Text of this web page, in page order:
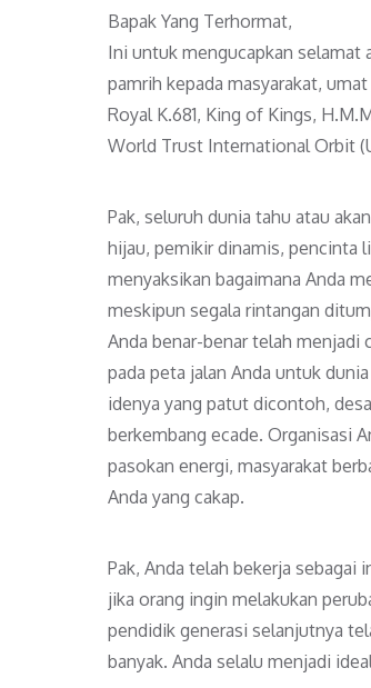
Bapak Yang Terhormat,
Ini untuk mengucapkan selamat
pamrih kepada masyarakat,
Royal K.681, King of Kings,
World Trust International Orbit
Pak, seluruh dunia tahu atau
hijau, pemikir dinamis, pencinta
menyaksikan bagaimana Anda
meskipun segala rintangan
Anda benar-benar telah menjadi
pada peta jalan Anda untuk
idenya yang patut dicontoh,
berkembang ecade. Organisasi
pasokan energi, masyarakat
Anda yang cakap.
Pak, Anda telah bekerja sebagai
jika orang ingin melakukan
pendidik generasi selanjutnya
banyak. Anda selalu menjadi